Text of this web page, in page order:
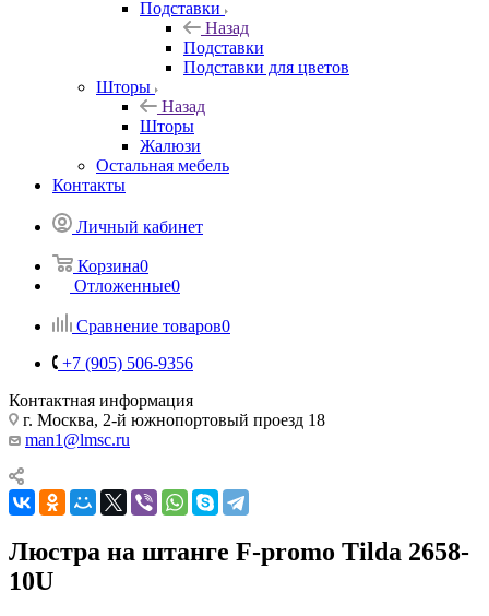
Подставки
Назад
Подставки
Подставки для цветов
Шторы
Назад
Шторы
Жалюзи
Остальная мебель
Контакты
Личный кабинет
Корзина0
Отложенные0
Сравнение товаров0
+7 (905) 506-9356
Контактная информация
г. Москва, 2-й южнопортовый проезд 18
man1@lmsc.ru
Люстра на штанге F-promo Tilda 2658-
10U